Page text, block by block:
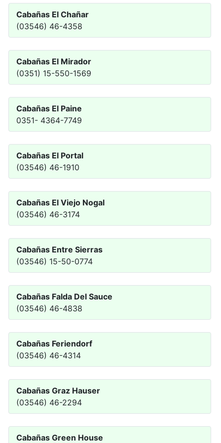
Cabañas El Chañar
(03546) 46-4358
Cabañas El Mirador
(0351) 15-550-1569
Cabañas El Paine
0351- 4364-7749
Cabañas El Portal
(03546) 46-1910
Cabañas El Viejo Nogal
(03546) 46-3174
Cabañas Entre Sierras
(03546) 15-50-0774
Cabañas Falda Del Sauce
(03546) 46-4838
Cabañas Feriendorf
(03546) 46-4314
Cabañas Graz Hauser
(03546) 46-2294
Cabañas Green House